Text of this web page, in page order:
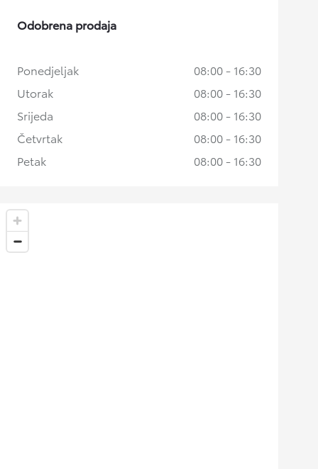
Odobrena prodaja
Ponedjeljak
08:00 - 16:30
Utorak
08:00 - 16:30
Srijeda
08:00 - 16:30
Četvrtak
08:00 - 16:30
Petak
08:00 - 16:30